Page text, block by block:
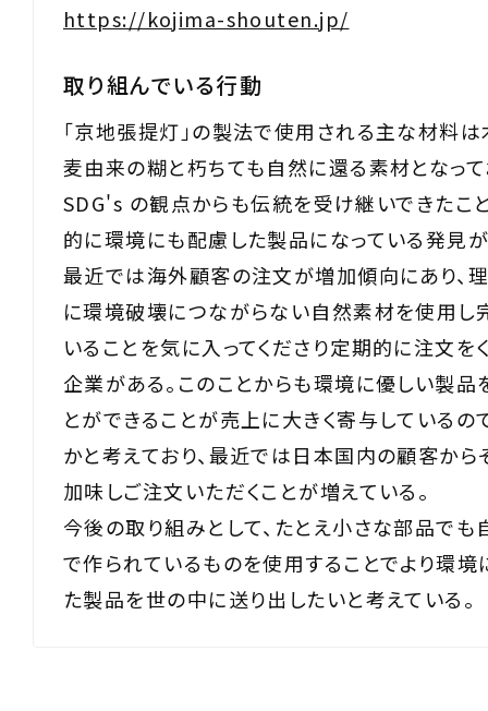
https://kojima-shouten.jp/
取り組んでいる行動
「京地張提灯」の製法で使用される主な材料は
麦由来の糊と朽ちても自然に還る素材となって
SDG's の観点からも伝統を受け継いできたこ
的に環境にも配慮した製品になっている発見が
最近では海外顧客の注文が増加傾向にあり、
に環境破壊につながらない自然素材を使用し
いることを気に入ってくださり定期的に注文を
企業がある。このことからも環境に優しい製品
とができることが売上に大きく寄与しているの
かと考えており、最近では日本国内の顧客から
加味しご注文いただくことが増えている。
今後の取り組みとして、たとえ小さな部品でも
で作られているものを使用することでより環境
た製品を世の中に送り出したいと考えている。